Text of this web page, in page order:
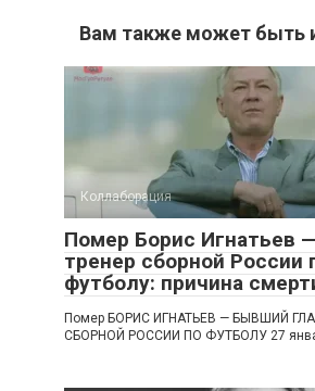
Вам также может быть
Коллаборация
Помер Борис Игнатьев
тренер сборной России
футболу: причина
Помер БОРИС ИГНАТЬЕВ — БЫВШИЙ
СБОРНОЙ РОССИИ ПО ФУТБОЛУ 27